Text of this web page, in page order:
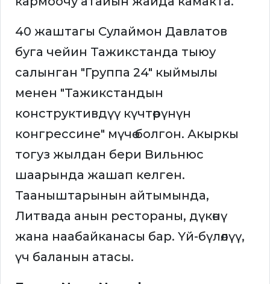
40 жаштагы Сулаймон Давлатов
буга чейин Тажикстанда тыюу
салынган "Группа 24" кыймылы
менен "Тажикстандын
конструктивдүү күчтөрүнүн
конгрессине" мүчө болгон. Акыркы
тогуз жылдан бери Вильнюс
шаарында жашап келген.
Тааныштарынын айтымында,
Литвада анын рестораны, дүкөнү
жана наабайканасы бар. Үй-бүлөлүү,
үч баланын атасы.